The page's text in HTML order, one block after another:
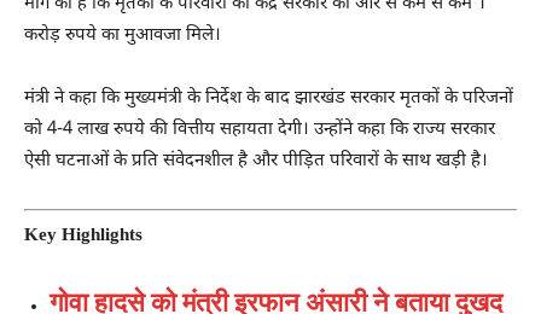
करोड़ रुपये का मुआवजा मिले।
मंत्री ने कहा कि मुख्यमंत्री के निर्देश के बाद झारखंड सरकार मृतकों के परिजनों
को 4-4 लाख रुपये की वित्तीय सहायता देगी। उन्होंने कहा कि राज्य सरकार
ऐसी घटनाओं के प्रति संवेदनशील है और पीड़ित परिवारों के साथ खड़ी है।
Key Highlights
गोवा हादसे को मंत्री इरफान अंसारी ने बताया दुखद